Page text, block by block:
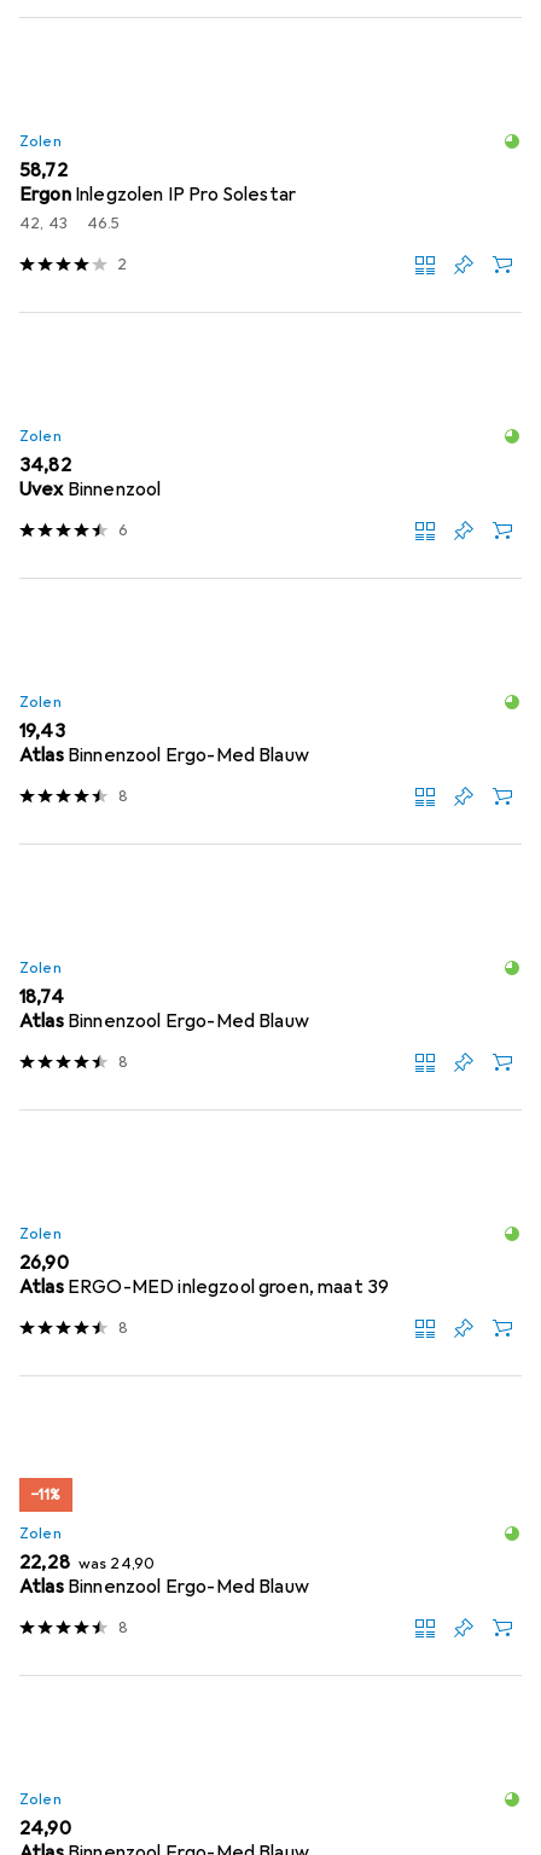
Zolen
EUR
58,72
Ergon Inlegzolen IP Pro Solestar
42, 43 46.5
2
Zolen
EUR
34,82
Uvex Binnenzool
6
Zolen
EUR
19,43
Atlas Binnenzool Ergo-Med Blauw
8
Zolen
EUR
18,74
Atlas Binnenzool Ergo-Med Blauw
8
Zolen
EUR
26,90
Atlas ERGO-MED inlegzool groen, maat 39
8
−11%
Zolen
EUR
22,28 was EUR
24,90
Atlas Binnenzool Ergo-Med Blauw
8
Zolen
EUR
24,90